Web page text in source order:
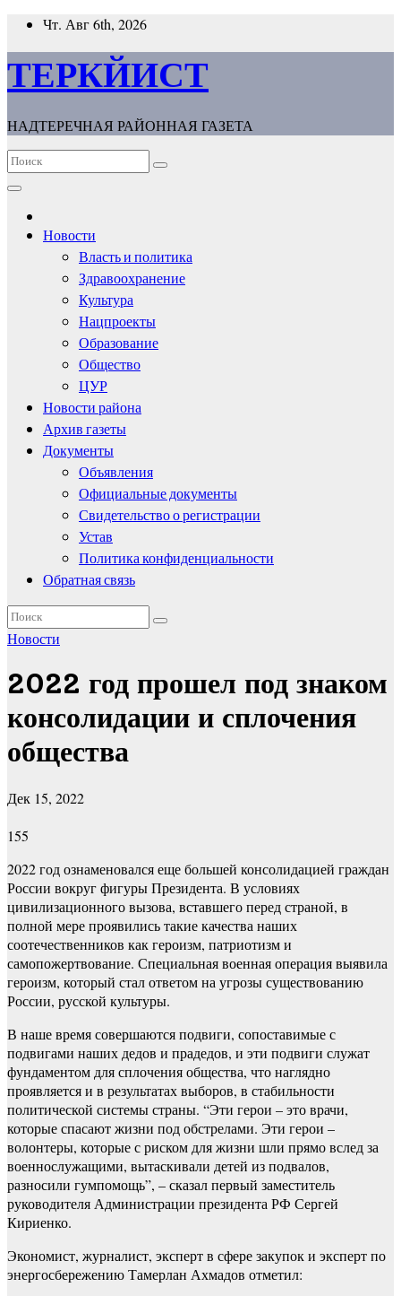
Перейти
содержимому
Чт. Авг 6th, 2026
ТЕРКЙИСТ
НАДТЕРЕЧНАЯ РАЙОННАЯ ГАЗЕТА
Новости
Власть и политика
Здравоохранение
Культура
Нацпроекты
Образование
Общество
ЦУР
Новости района
Архив газеты
Документы
Объявления
Официальные документы
Свидетельство о регистрации
Устав
Политика конфиденциальности
Обратная связь
Новости
2022 год прошел под знаком
консолидации и сплочения
общества
Дек 15, 2022
155
2022 год ознаменовался еще большей консолидацией граждан
России вокруг фигуры Президента. В условиях
цивилизационного вызова, вставшего перед страной, в
полной мере проявились такие качества наших
соотечественников как героизм, патриотизм и
самопожертвование. Специальная военная операция выявила
героизм, который стал ответом на угрозы существованию
России, русской культуры.
В наше время совершаются подвиги, сопоставимые с
подвигами наших дедов и прадедов, и эти подвиги служат
фундаментом для сплочения общества, что наглядно
проявляется и в результатах выборов, в стабильности
политической системы страны. “Эти герои – это врачи,
которые спасают жизни под обстрелами. Эти герои –
волонтеры, которые с риском для жизни шли прямо вслед за
военнослужащими, вытаскивали детей из подвалов,
разносили гумпомощь”, – сказал первый заместитель
руководителя Администрации президента РФ Сергей
Кириенко.
Экономист, журналист, эксперт в сфере закупок и эксперт по
энергосбережению Тамерлан Ахмадов отметил: